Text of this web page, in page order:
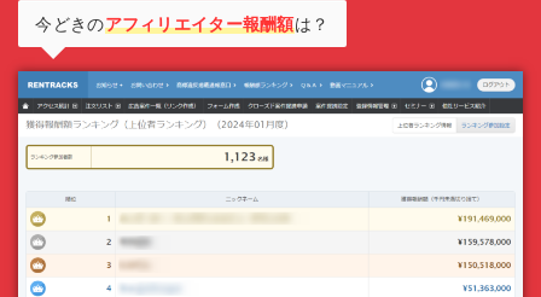
今どきのアフィリエイター報酬額は？